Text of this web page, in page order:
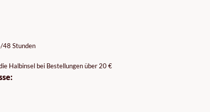
48 Stunden
Halbinsel bei Bestellungen über 20 €